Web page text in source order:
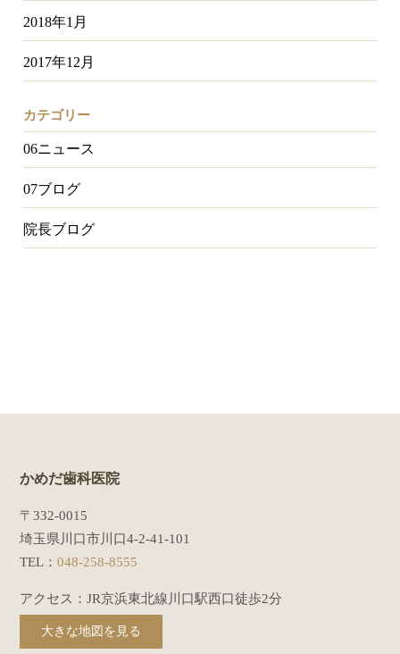
2018年1月
2017年12月
カテゴリー
06ニュース
07ブログ
院長ブログ
かめだ歯科医院
〒332-0015
埼玉県川口市川口4-2-41-101
TEL：048-258-8555
アクセス：JR京浜東北線川口駅西口徒歩2分
大きな地図を見る